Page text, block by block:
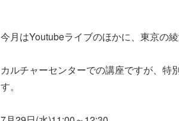
今月はYoutubeライブのほかに、東京の
カルチャーセンターでの講座ですが、特
す。